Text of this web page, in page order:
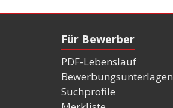
Für Bewerber
PDF-Lebenslauf
Bewerbungsunterlagen
Suchprofile